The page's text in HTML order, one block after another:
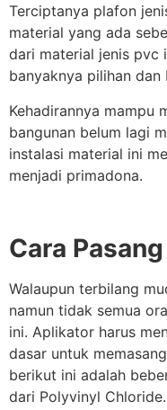
Terciptanya plafon
material yang ada
dari material jenis pvc
banyaknya pilihan
Kehadirannya mampu
bangunan belum lagi
instalasi material ini
menjadi primadona.
Cara
Walaupun terbilang
namun tidak semua
ini. Aplikator harus
dasar untuk
berikut ini adalah
dari Polyvinyl Chloride.